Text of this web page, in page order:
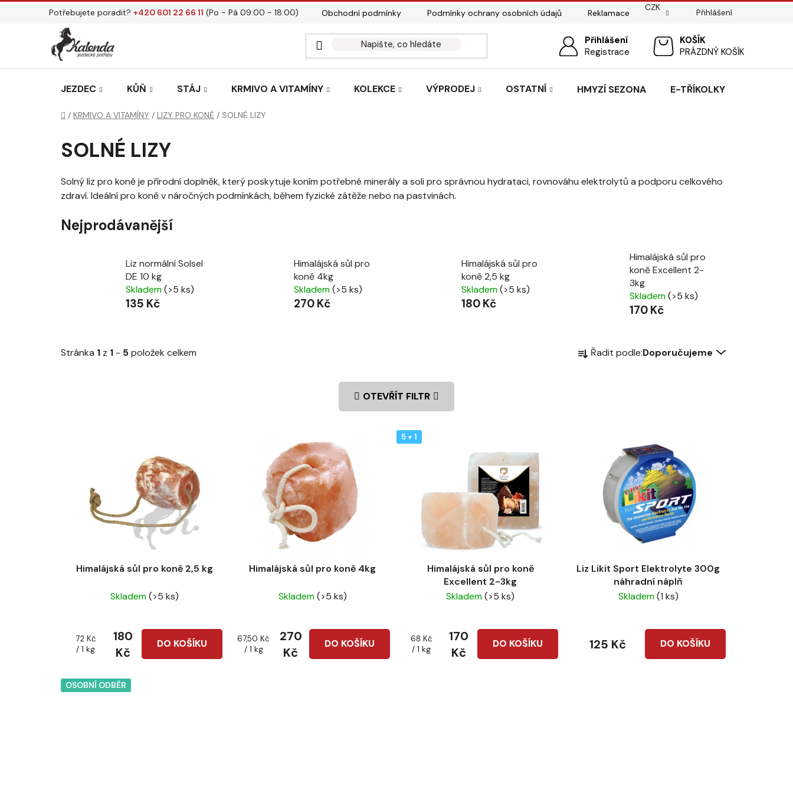
Přejít
Potřebujete poradit? +420 601 22 66 11 (Po - Pá 09:00 - 18:00) Obchodní podmínky Podmínky ochrany osobních údajů
Reklamace
Pasování sedel pro koně
CZK
Přihlášení
Přihlášení
Registrace
NÁKUPNÍPRÁZDNÝ KOŠÍK
JEZDEC KŮŇ STÁJ KRMIVO A VITAMÍNY KOLEKCE VÝPRODEJ OSTATNÍ HMYZÍ SEZONA E-TŘÍKOLKY
Domů
/ KRMIVO A VITAMÍNY / LIZY PRO KONĚ / SOLNÉ LIZY
SOLNÉ LIZY
Solný liz pro koně je přírodní doplněk, který poskytuje koním potřebné minerály a soli pro správnou hydrataci, rovnováhu elektrolytů a podporu celkového
zdraví. Ideální pro koně v náročných podmínkách, během fyzické zátěže nebo na pastvinách.
Nejprodávanější
Liz normální Solsel
DE 10 kg
Skladem(>5 ks)
135 Kč
Himalájská sůl pro
koně 4kg
Skladem(>5 ks)
270 Kč
Himalájská sůl pro
koně 2,5 kg
Skladem(>5 ks)
180 Kč
Himalájská sůl pro
koně Excellent 2-
3kg
Skladem(>5 ks)
170 Kč
Stránka 1 z 1 - 5položek celkem
a Řadit podle:Doporučujeme
OTEVŘÍT FILTR
Himalájská sůl pro koně 2,5 kg
Skladem(>5 ks)
DO KOŠÍKU
180
Kč
Měrná
cena:
72 Kč
/ 1 kg
Himalájská sůl pro koně 4kg
Skladem(>5 ks)
DO KOŠÍKU
270
Kč
Měrná
cena:
67,50 Kč
/ 1 kg
5 + 1
Himalájská sůl pro koně
Excellent 2-3kg
Skladem(>5 ks)
DO KOŠÍKU
170
Kč
Měrná
cena:
68 Kč
/ 1 kg
Liz Likit Sport Elektrolyte 300g
náhradní náplň
Skladem(1 ks)
DO KOŠÍKU
125 Kč
OSOBNÍ ODBĚR